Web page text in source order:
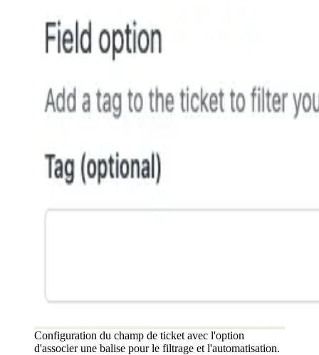
Configuration du champ de ticket avec l'option
d'associer une balise pour le filtrage et l'automatisation.